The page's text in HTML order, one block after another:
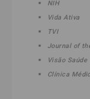
NIH
Vida Ativa
TVI
Journal of
Visão Saúde
Clínica